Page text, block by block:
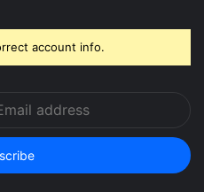
account info.